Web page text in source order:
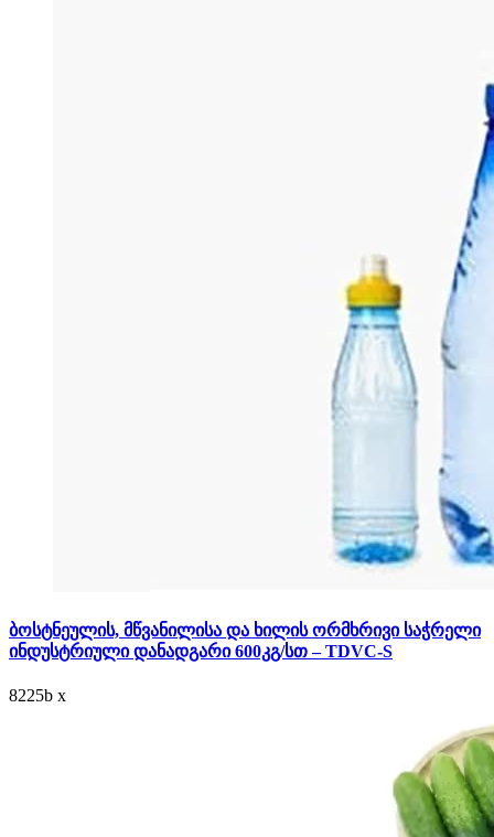
ბოსტნეულის, მწვანილისა და ხილის ორმხრივი საჭრელი
ინდუსტრიული დანადგარი 600კგ/სთ – TDVC-S
8225b x